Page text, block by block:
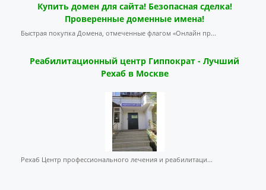
Купить домен для сайта! Безопасная сделка!
Проверенные доменные имена!
Быстрая покупка Домена, отмеченные флагом «Онлайн пр...
Реабилитационный центр Гиппократ - Лучший
Рехаб в Москве
Рехаб Центр профессионального лечения и реабилитаци...